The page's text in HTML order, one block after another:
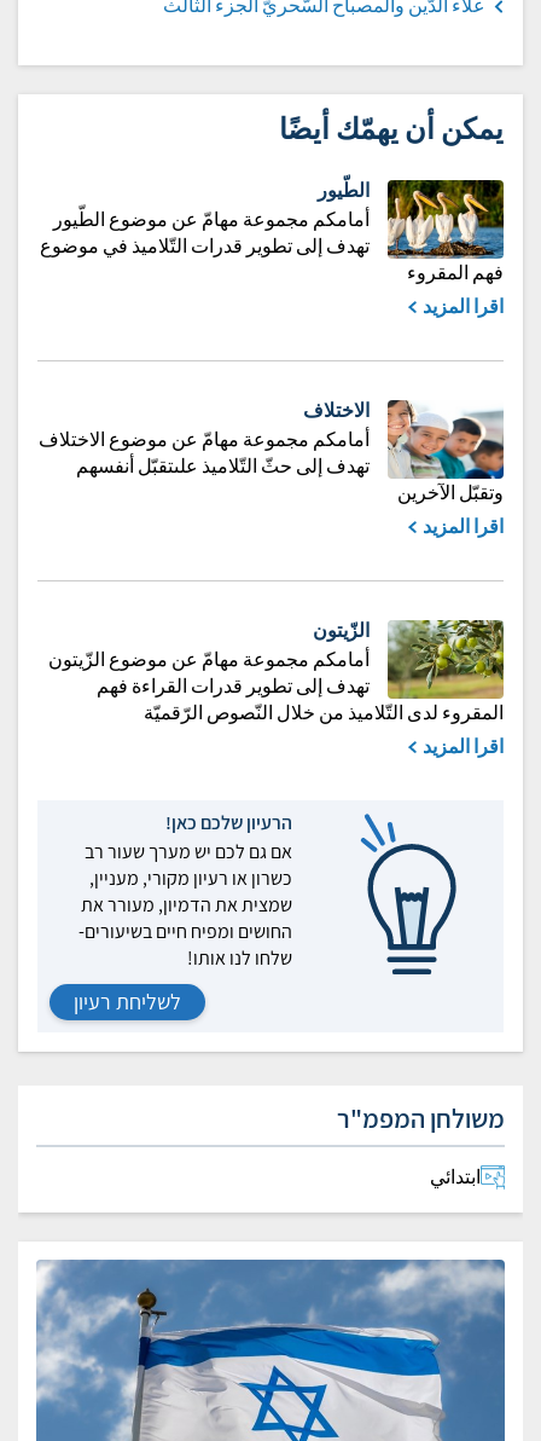
علاء الدّين والمصباح السّحريّ الجزء الثّالث
يمكن أن يهمّك أيضًا
الطّيور
أمامكم مجموعة مهامّ عن موضوع الطّيور
تهدف إلى تطوير قدرات التّلاميذ في موضوع
فهم المقروء
اقرا المزيد
الاختلاف
أمامكم مجموعة مهامّ عن موضوع الاختلاف
تهدف إلى حثّ التّلاميذ علىتقبّل أنفسهم
وتقبّل الآخرين
اقرا المزيد
الزّيتون
أمامكم مجموعة مهامّ عن موضوع الزّيتون
تهدف إلى تطوير قدرات القراءة فهم
المقروء لدى التّلاميذ من خلال النّصوص الرّقميّة
اقرا المزيد
הרעיון שלכם כאן!
אם גם לכם יש מערך שעור רב
כשרון או רעיון מקורי, מעניין,
שמצית את הדמיון, מעורר את
החושים ומפיח חיים בשיעורים-
שלחו לנו אותו!
לשליחת רעיון
משולחן המפמ"ר
ابتدائي